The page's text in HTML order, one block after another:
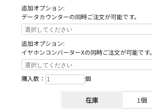
追加オプション:
データカウンターの同時ご注文が可能です。
追加オプション:
イヤホンコンバーターXの同時ご注文が可能です。
購入数： 個
在庫 1個